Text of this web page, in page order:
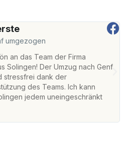
umgezogen
an das Team der Firma
Solingen! Der Umzug nach Genf
stressfrei dank der
des Teams. Ich kann
jedem uneingeschränkt